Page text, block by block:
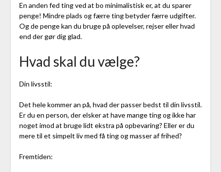
En anden fed ting ved at bo minimalistisk er, at du sparer
penge! Mindre plads og færre ting betyder færre udgifter.
Og de penge kan du bruge på oplevelser, rejser eller hvad
end der gør dig glad.
Hvad skal du vælge?
Din livsstil:
Det hele kommer an på, hvad der passer bedst til din livsstil.
Er du en person, der elsker at have mange ting og ikke har
noget imod at bruge lidt ekstra på opbevaring? Eller er du
mere til et simpelt liv med få ting og masser af frihed?
Fremtiden: